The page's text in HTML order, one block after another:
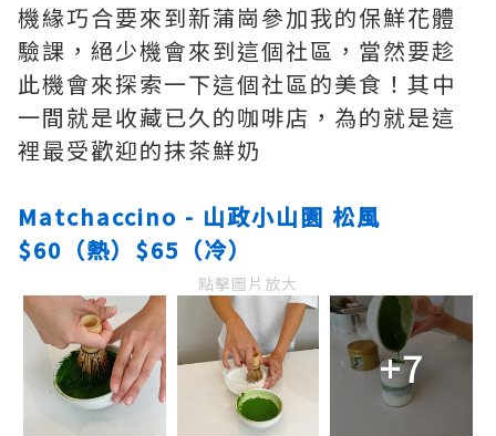
機緣巧合要來到新蒲崗參加我的保鮮花體
驗課，絕少機會來到這個社區，當然要趁
此機會來探索一下這個社區的美食！其中
一間就是收藏已久的咖啡店，為的就是這
裡最受歡迎的抹茶鮮奶
Matchaccino - 山政小山園 松風
$60（熱）$65（冷）
點擊圖片放大
+7